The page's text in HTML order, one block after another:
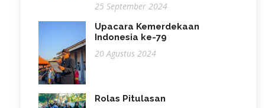
25 September 2024
Upacara Kemerdekaan
Indonesia ke-79
20 Agustus 2024
Rolas Pitulasan